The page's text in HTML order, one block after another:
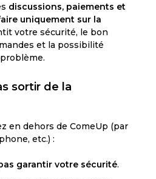
discussions, paiements et
uniquement sur la
votre sécurité, le bon
et la possibilité
sortir de la
en dehors de ComeUp (par
etc.) :
garantir votre sécurité.